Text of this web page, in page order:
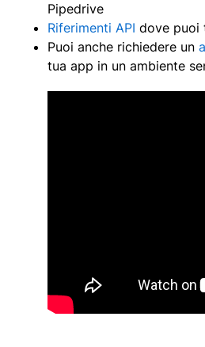
Pipedrive
Riferimenti API dove puoi
Puoi anche richiedere un
tua app in un ambiente